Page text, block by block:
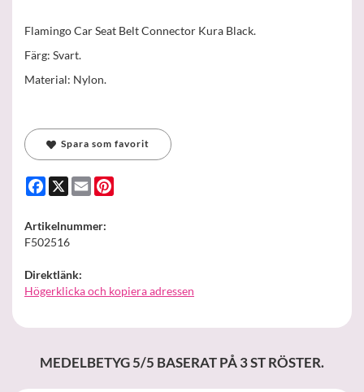
Flamingo Car Seat Belt Connector Kura Black.
Färg: Svart.
Material: Nylon.
Spara som favorit
Facebook
X Email
Artikelnummer:
F502516
Direktlänk:
Högerklicka och kopiera adressen
MEDELBETYG5/5 BASERAT PÅ3ST RÖSTER.